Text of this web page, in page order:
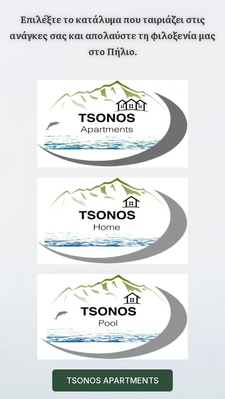
Επιλέξτε το κατάλυμα που ταιριάζει στις
ανάγκες σας και απολαύστε τη φιλοξενία μας
στο Πήλιο.
TSONOS APARTMENTS